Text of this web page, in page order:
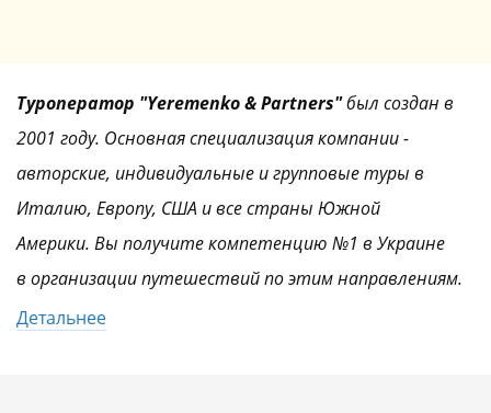
Туроператор "Yeremenko & Partners"был создан в
2001 году. Основная специализация компании -
авторские, индивидуальные и групповые туры в
Италию, Европу, США и все страны Южной
Америки. Вы получите компетенцию №1 в Украине
в организации путешествий по этим направлениям.
Детальнее